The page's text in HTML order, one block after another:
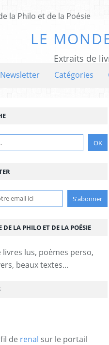
LE
Extraits de
Newsletter Catégories
DE LA PHILO ET DE LA POÉSIE
livres lus, poèmes perso,
beaux textes...
de renal sur le portail